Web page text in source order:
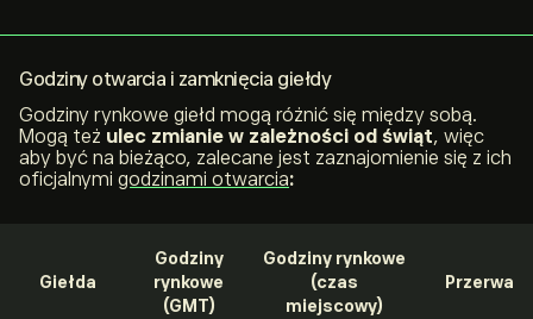
Godziny otwarcia i zamknięcia giełdy
Godziny rynkowe giełd mogą różnić się między sobą.
Mogą też ulec zmianie w zależności od świąt, więc
aby być na bieżąco, zalecane jest zaznajomienie się z ich
oficjalnymi godzinami otwarcia:
Giełda
Godziny
rynkowe
(GMT)
Godziny rynkowe
(czas
miejscowy)
Przerwa